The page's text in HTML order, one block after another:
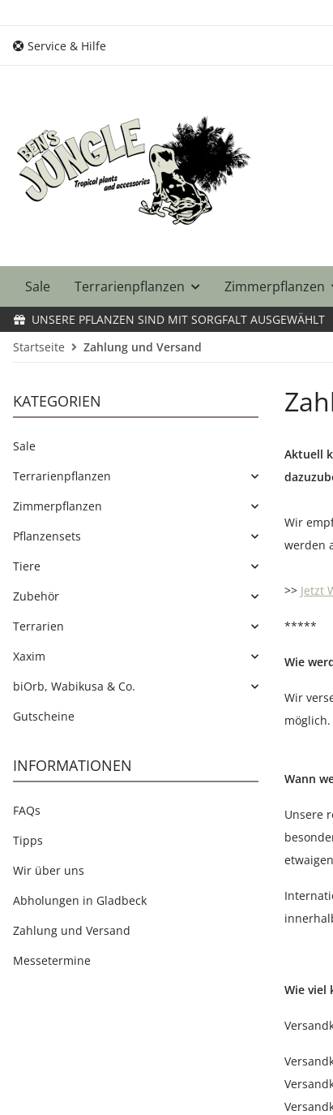
Service & Hilfe
Sale Terrarienpflanzen Zimmerpflanzen
UNSERE PFLANZEN SIND MIT SORGFALT AUSGEWÄHLT
Startseite
Zahlung und Versand
Aktuell
Wir
werden
>> Jetzt
*****
Wie
Wir
möglich.
Wann
Unsere
Wie viel
KATEGORIEN
Sale
Terrarienpflanzen
Zimmerpflanzen
Pflanzensets
Tiere
Zubehör
Terrarien
Xaxim
biOrb, Wabikusa & Co.
Gutscheine
INFORMATIONEN
FAQs
Tipps
Wir über uns
Abholungen in Gladbeck
Zahlung und Versand
Messetermine